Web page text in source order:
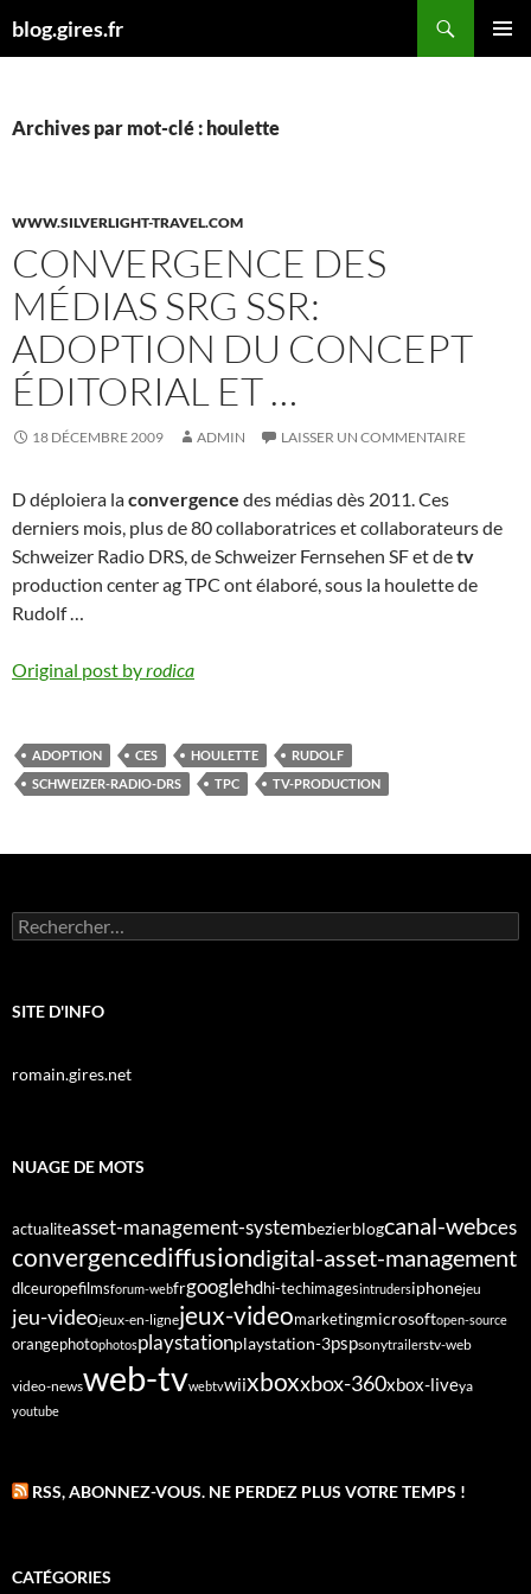
aublog.gires.fr
Archives par mot-clé : houlette
WWW.SILVERLIGHT-TRAVEL.COM
CONVERGENCE DES
MÉDIAS SRG SSR:
ADOPTION DU CONCEPT
ÉDITORIAL ET …
18 DÉCEMBRE 2009 ADMIN LAISSER UN COMMENTAIRE
D déploiera laconvergence des médias dès 2011. Ces
derniers mois, plus de 80 collaboratrices et collaborateurs de
Schweizer Radio DRS, de Schweizer Fernsehen SF et detv
production center ag TPC ont élaboré, sous la houlette de
Rudolf …
Original post byrodica
ADOPTION CES HOULETTE
RUDOLF
SCHWEIZER-RADIO-DRS
TPC TV-PRODUCTION
Rechercher :
SITE D'INFO
romain.gires.net
NUAGE DE MOTS
actualiteasset-management-systembezierblogcanal-webces
convergencediffusiondigital-asset-management
dlceuropefilmsforum-webfrgooglehdhi-techimagesintrudersiphonejeu
jeu-videojeux-en-lignejeux-videomarketingmicrosoftopen-source
orangephotophotosplaystationplaystation-3pspsonytrailerstv-web
video-newsweb-tvwebtvwiixboxxbox-360xbox-liveya
youtube
RSS, ABONNEZ-VOUS. NE PERDEZ PLUS VOTRE TEMPS !
CATÉGORIES